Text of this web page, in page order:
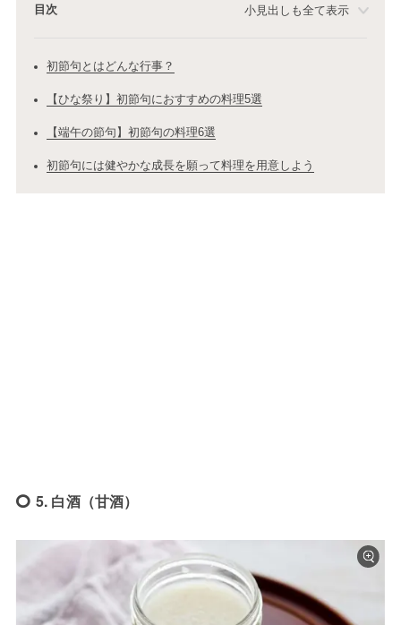
目次 小見出しも全て表示
初節句とはどんな行事？
【ひな祭り】初節句におすすめの料理5選
【端午の節句】初節句の料理6選
初節句には健やかな成長を願って料理を用意しよう
5. 白酒（甘酒）